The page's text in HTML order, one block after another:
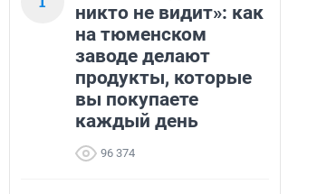
никто не видит»: как
на тюменском
заводе делают
продукты, которые
вы покупаете
каждый день
96 374